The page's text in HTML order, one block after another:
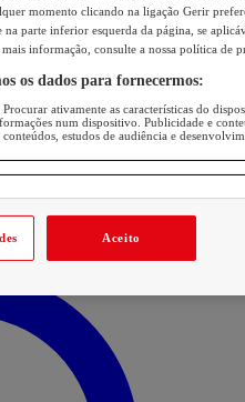
momento clicando na ligação Gerir
parte inferior esquerda da página, se
mais informação, consulte a nossa política de
os dados para fornecermos:
ativamente as características do
num dispositivo. Publicidade e
estudos de audiência e
Aceito